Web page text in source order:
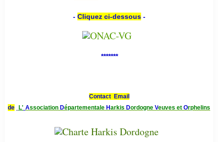
- Cliquez ci-dessous-
*******
Contact Email
de
L' Association Départementale Harkis Dordogne Veuves et Orphelins